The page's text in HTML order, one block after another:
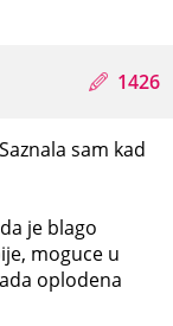
1426
sam kad
je blago
moguce u
oplodena